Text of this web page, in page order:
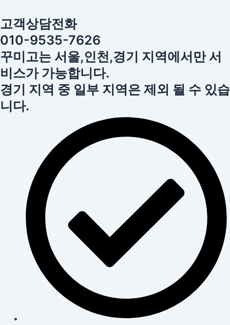
고객상담전화
010-9535-7626
꾸미고는 서울,인천,경기 지역에서만 서
비스가 가능합니다.
경기 지역 중 일부 지역은 제외 될 수 있습
니다.